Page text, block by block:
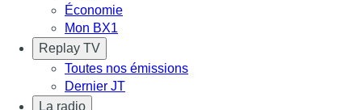
Économie
Mon BX1
Replay TV
Toutes nos émissions
Dernier JT
La radio